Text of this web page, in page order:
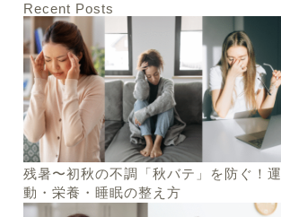
Recent Posts
残暑〜初秋の不調「秋バテ」を防ぐ！運
動・栄養・睡眠の整え方